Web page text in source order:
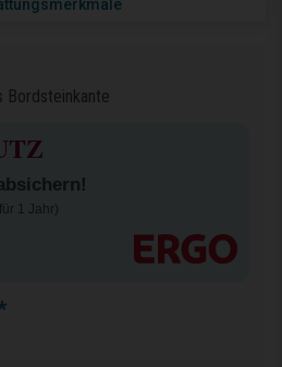
Bordsteinkante
1 Jahr)